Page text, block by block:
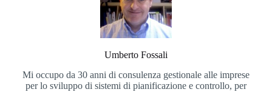
Umberto Fossali
Mi occupo da 30 anni di consulenza gestionale alle imprese
per lo sviluppo di sistemi di pianificazione e controllo, per